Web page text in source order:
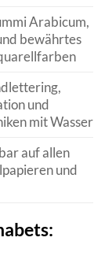
Arabicum,
bewährtes
und
mit Wasser
auf allen
und